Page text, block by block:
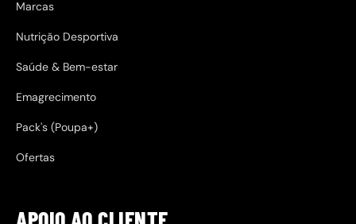
Marcas
Nutrição Desportiva
Saúde & Bem-estar
Emagrecimento
Pack's (Poupa+)
Ofertas